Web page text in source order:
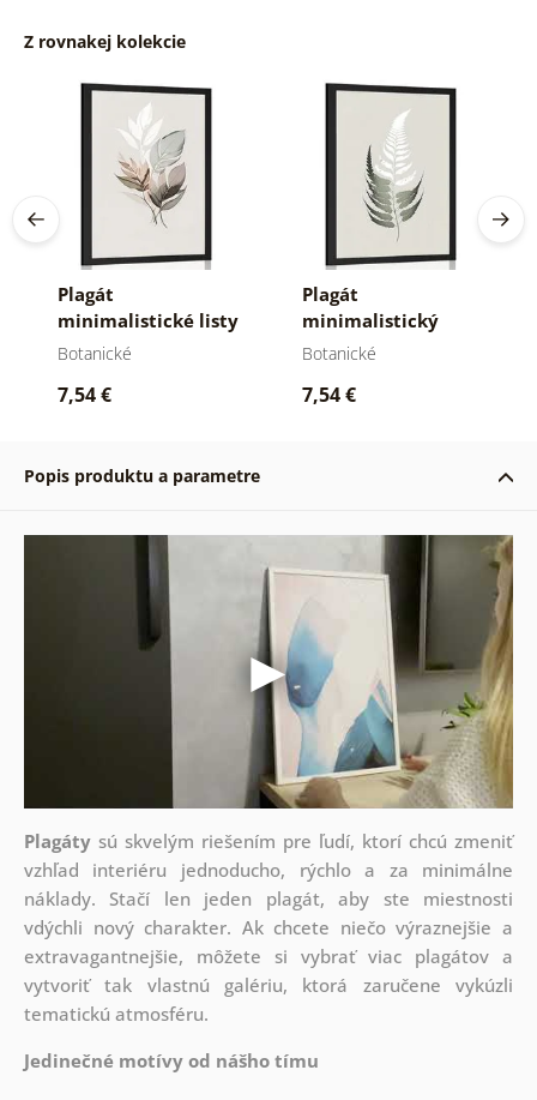
Z rovnakej kolekcie
Plagát
minimalistické listy
Botanické
7,54 €
Plagát
minimalistický
lístok z paprade
Botanické
7,54 €
Popis produktu a parametre
Plagátysú skvelým riešením pre ľudí, ktorí chcú zmeniť
vzhľad interiéru jednoducho, rýchlo a za minimálne
náklady. Stačí len jeden plagát, aby ste miestnosti
vdýchli nový charakter. Ak chcete niečo výraznejšie a
extravagantnejšie, môžete si vybrať viac plagátov a
vytvoriť tak vlastnú galériu, ktorá zaručene vykúzli
tematickú atmosféru.
Jedinečné motívy od nášho tímu